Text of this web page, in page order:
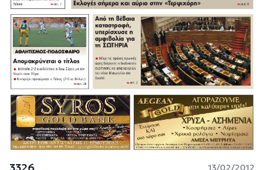
3326 13/02/2012